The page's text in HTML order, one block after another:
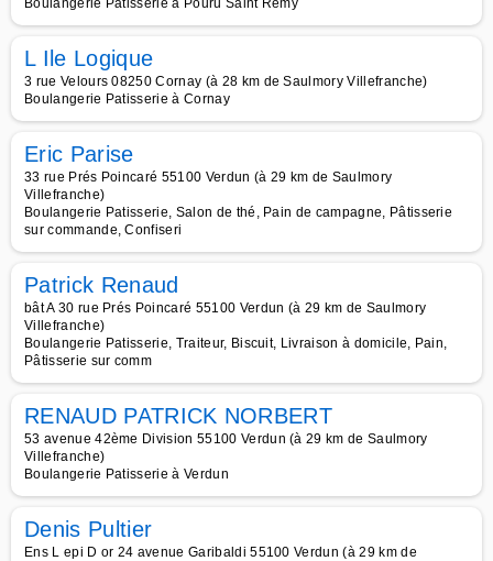
Boulangerie Patisserie à Pouru Saint Remy
L Ile Logique
3 rue Velours 08250 Cornay (à 28 km de Saulmory Villefranche)
Boulangerie Patisserie à Cornay
Eric Parise
33 rue Prés Poincaré 55100 Verdun (à 29 km de Saulmory
Villefranche)
Boulangerie Patisserie, Salon de thé, Pain de campagne, Pâtisserie
sur commande, Confiseri
Patrick Renaud
bât A 30 rue Prés Poincaré 55100 Verdun (à 29 km de Saulmory
Villefranche)
Boulangerie Patisserie, Traiteur, Biscuit, Livraison à domicile, Pain,
Pâtisserie sur comm
RENAUD PATRICK NORBERT
53 avenue 42ème Division 55100 Verdun (à 29 km de Saulmory
Villefranche)
Boulangerie Patisserie à Verdun
Denis Pultier
Ens L epi D or 24 avenue Garibaldi 55100 Verdun (à 29 km de